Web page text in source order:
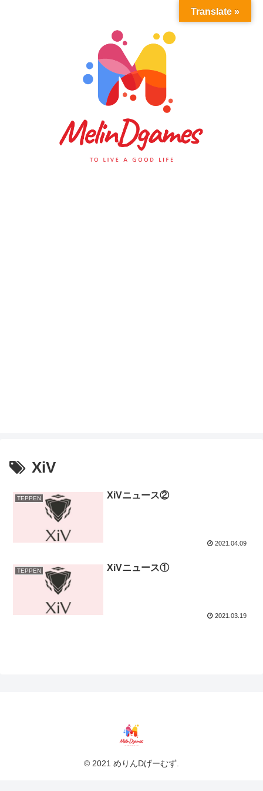
XiV
TEPPEN XiVニュース②
2021.04.09
TEPPEN XiVニュース①
2021.03.19
© 2021 めりんDげーむず.
Translate »